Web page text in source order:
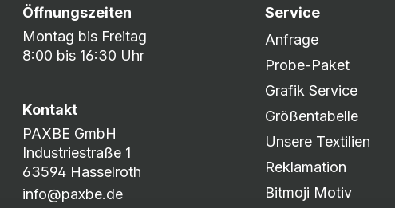
Öffnungszeiten
Montag bis Freitag
8:00 bis 16:30 Uhr
Kontakt
PAXBE GmbH
Industriestraße 1
63594 Hasselroth
info@paxbe.de
Service
Anfrage
Probe-Paket
Grafik Service
Größentabelle
Unsere Textilien
Reklamation
Bitmoji Motiv